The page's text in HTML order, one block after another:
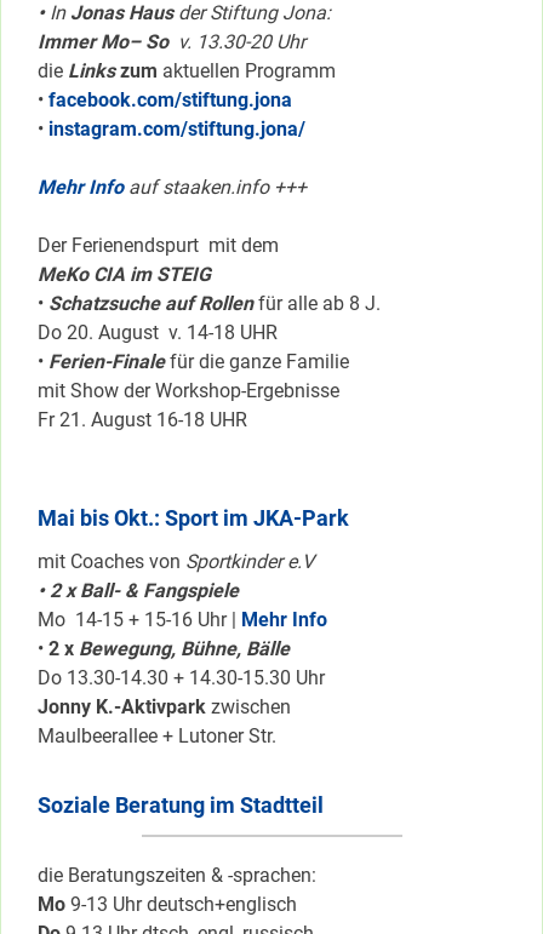
•InJonas Hausder Stiftung Jona:
Immer Mo– So v. 13.30-20 Uhr
die Linkszum aktuellen Programm
• facebook.com/stiftung.jona
• instagram.com/stiftung.jona/
Mehr Infoauf staaken.info +++
Der Ferienendspurt mit dem
MeKo CIA im STEIG
• Schatzsuche auf Rollenfür alle ab 8 J.
Do 20. August v. 14-18 UHR
• Ferien-Finalefür die ganze Familie
mit Show der Workshop-Ergebnisse
Fr 21. August 16-18 UHR
Mai bis Okt.: Sport im JKA-Park
mit Coaches von Sportkinder e.V
• 2 x Ball- & Fangspiele
Mo 14-15 + 15-16 Uhr | Mehr Info
• 2 x Bewegung, Bühne, Bälle
Do 13.30-14.30 + 14.30-15.30 Uhr
Jonny K.-Aktivpark zwischen
Maulbeerallee + Lutoner Str.
Soziale Beratung im Stadtteil
die Beratungszeiten & -sprachen:
Mo 9-13 Uhr deutsch+englisch